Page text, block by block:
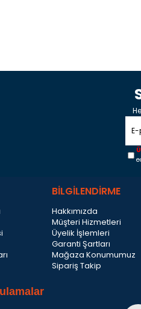
BİLGİLENDİRME
Hakkımızda
Müşteri Hizmetleri
Üyelik İşlemleri
Garanti Şartları
Mağaza Konumumuz
Sipariş Takip